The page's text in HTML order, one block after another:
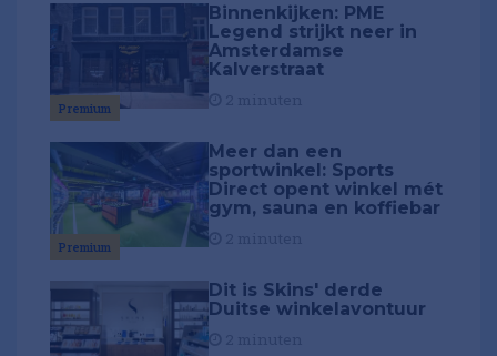
Premium
Binnenkijken: PME
Legend strijkt neer in
Amsterdamse
Kalverstraat
Premium
Meer dan een
sportwinkel: Sports
Direct opent winkel mét
gym, sauna en koffiebar
Dit is Skins' derde
Duitse winkelavontuur